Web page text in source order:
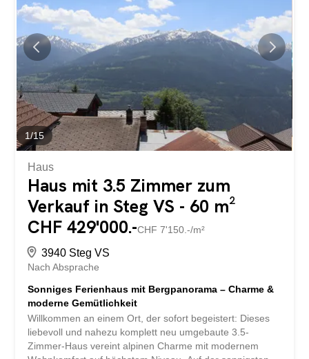
hochwertigem Holz ist bereits vorhanden und
unterstreicht den authentischen, gemütlichen Charakter
des Hauses. Die charmante Küche mit gemütlichem
Essplatz und Schwedenofen bildet das Herzstück des
Wohnens – perfekt für lange Abende in wohliger Wärme.
Zwei behagliche Schlafzimmer bieten Rückzugsorte zum
Entspannen, während das Badezimmer mit Dusche sowie
ein separates Gäste-WC mit Lavabo für zusätzlichen
Komfort sorgen. Ein...
1/15
Haus
Haus mit 3.5 Zimmer zum
Verkauf in Steg VS - 60 m²
CHF 429'000.-CHF 7'150.-/m²
3940 Steg VS
Nach Absprache
Sonniges Ferienhaus mit Bergpanorama – Charme &
moderne Gemütlichkeit
Willkommen an einem Ort, der sofort begeistert: Dieses
liebevoll und nahezu komplett neu umgebaute 3.5-
Zimmer-Haus vereint alpinen Charme mit modernem